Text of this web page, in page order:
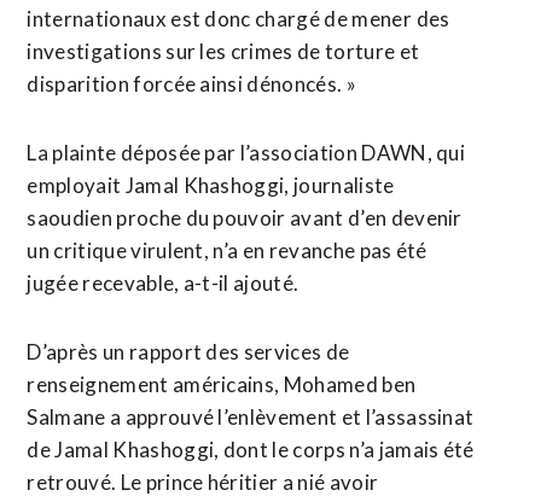
internationaux est donc chargé de mener ⁠des
investigations sur les crimes de torture ​et
disparition ​forcée ainsi dénoncés. »
La plainte déposée par l’association DAWN, qui
employait Jamal ​Khashoggi, journaliste
saoudien proche du pouvoir avant d’en devenir
un critique virulent, n’a en ‌revanche pas été ​
jugée recevable, a-t-il ajouté.
D’après un rapport des services de
renseignement américains, ​Mohamed ben
Salmane a approuvé l’enlèvement et l’assassinat
de Jamal Khashoggi, dont le corps n’a jamais été
retrouvé. Le prince héritier a nié avoir